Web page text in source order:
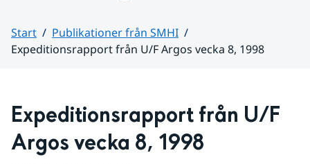
Start
Publikationer från SMHI
Expeditionsrapport från U/F Argos vecka 8, 1998
Expeditionsrapport från U/F
Argos vecka 8, 1998